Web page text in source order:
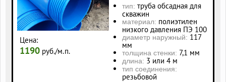
Цена:
1190 руб./м.п.
тип: труба обсадная для
скважин
материал: полиэтилен
низкого давления ПЭ 100
диаметр наружный: 117
мм
толщина стенки: 7,1 мм
длина: 3 или 4 м
тип соединения:
резьбовой